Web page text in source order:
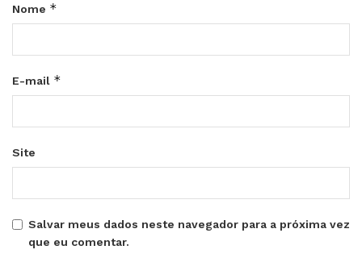
Nome *
E-mail *
Site
Salvar meus dados neste navegador para a próxima vez
que eu comentar.